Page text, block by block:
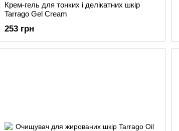
Крем-гель для тонких і делікатних шкір
Tarrago Gel Cream
253 грн